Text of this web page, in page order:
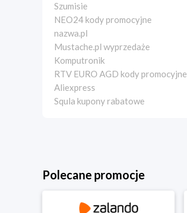
Szumisie
NEO24 kody promocyjne
nazwa.pl
Mustache.pl wyprzedaże
Komputronik
RTV EURO AGD kody promocyjne
Aliexpress
Squla kupony rabatowe
Polecane promocje